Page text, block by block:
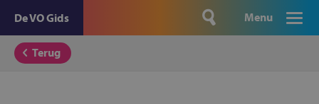
De VO Gids Menu
Terug